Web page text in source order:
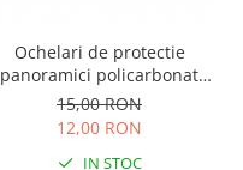
Ochelari de protectie
panoramici policarbonat
protectie laterala
15,00 RON
12,00 RON
IN STOC